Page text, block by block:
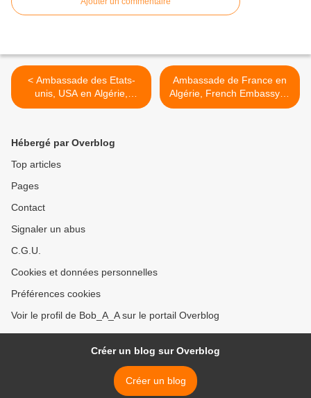
< Ambassade des Etats-
unis, USA en Algérie,
American Embassy in
Ambassade de France en
Algérie, French Embassy in
Algeria, موقع سفارة فرنسا
Hébergé par Overblog
Top articles
Pages
Contact
Signaler un abus
C.G.U.
Cookies et données personnelles
Préférences cookies
Voir le profil de Bob_A_A sur le portail Overblog
Créer un blog sur Overblog
Créer un blog